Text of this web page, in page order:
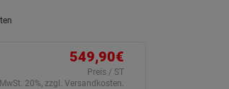
549,90€
Preis / ST
20%, zzgl. Versandkosten.